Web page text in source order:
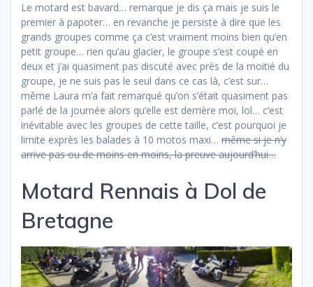
Le motard est bavard… remarque je dis ça mais je suis le
premier à papoter… en revanche je persiste à dire que les
grands groupes comme ça c’est vraiment moins bien qu’en
petit groupe… rien qu’au glacier, le groupe s’est coupé en
deux et j’ai quasiment pas discuté avec près de la moitié du
groupe, je ne suis pas le seul dans ce cas là, c’est sur…
même Laura m’a fait remarqué qu’on s’était quasiment pas
parlé de la journée alors qu’elle est derrière moi, lol… c’est
inévitable avec les groupes de cette taille, c’est pourquoi je
limite exprès les balades à 10 motos maxi… même si je n’y
arrive pas ou de moins en moins, la preuve aujourd’hui…
Motard Rennais à Dol de
Bretagne